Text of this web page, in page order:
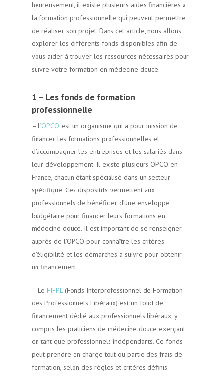
heureusement, il existe plusieurs aides financières à
la formation professionnelle qui peuvent permettre
de réaliser son projet. Dans cet article, nous allons
explorer les différents fonds disponibles afin de
vous aider à trouver les ressources nécessaires pour
suivre votre formation en médecine douce.
1 – Les fonds de formation
professionnelle
– L’OPCO est un organisme qui a pour mission de
financer les formations professionnelles et
d’accompagner les entreprises et les salariés dans
leur développement. Il existe plusieurs OPCO en
France, chacun étant spécialisé dans un secteur
spécifique. Ces dispositifs permettent aux
professionnels de bénéficier d’une enveloppe
budgétaire pour financer leurs formations en
médecine douce. Il est important de se renseigner
auprès de l’OPCO pour connaître les critères
d’éligibilité et les démarches à suivre pour obtenir
un financement.
– LeFIFPL(Fonds Interprofessionnel de Formation
des Professionnels Libéraux) est un fond de
financement dédié aux professionnels libéraux, y
compris les praticiens de médecine douce exerçant
en tant que professionnels indépendants. Ce fonds
peut prendre en charge tout ou partie des frais de
formation, selon des règles et critères définis.